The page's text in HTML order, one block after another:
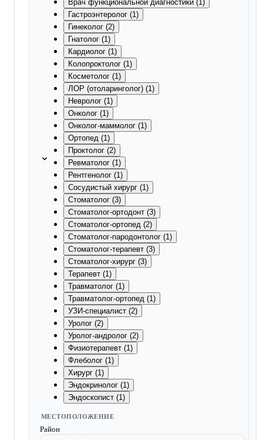
Врач функциональной диагностики (1)
Гастроэнтеролог (1)
Гинеколог (2)
Гнатолог (1)
Кардиолог (1)
Колопроктолог (1)
Косметолог (1)
ЛОР (отоларинголог) (1)
Невролог (1)
Онколог (1)
Онколог-маммолог (1)
Ортопед (1)
Проктолог (2)
Ревматолог (1)
Рентгенолог (1)
Сосудистый хирург (1)
Стоматолог (3)
Стоматолог-ортодонт (3)
Стоматолог-ортопед (2)
Стоматолог-пародонтолог (1)
Стоматолог-терапевт (3)
Стоматолог-хирург (3)
Терапевт (1)
Травматолог (1)
Травматолог-ортопед (1)
УЗИ-специалист (2)
Уролог (2)
Уролог-андролог (2)
Физиотерапевт (1)
Флеболог (1)
Хирург (1)
Эндокринолог (1)
Эндоскопист (1)
МЕСТОПОЛОЖЕНИЕ
Район